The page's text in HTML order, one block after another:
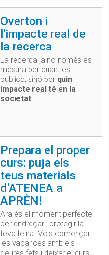
Overton i
l'impacte real de
la recerca
La recerca ja no només es
mesura per quant es
publica, sinó per quin
impacte real té en la
societat
Prepara el proper
curs: puja els
teus materials
d'ATENEA a
APRÈN!
Ara és el moment perfecte
per endreçar i protegir la
teva feina. Vols començar
les vacances amb els
deures fets i deixar el curs